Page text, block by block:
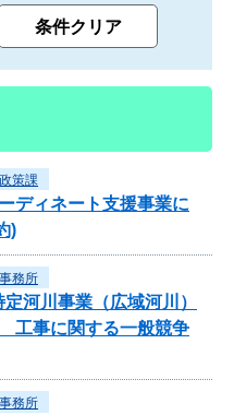
策課
ディネート支援事業に
)
務所
河川事業（広域河川）
工事に関する一般競争
務所